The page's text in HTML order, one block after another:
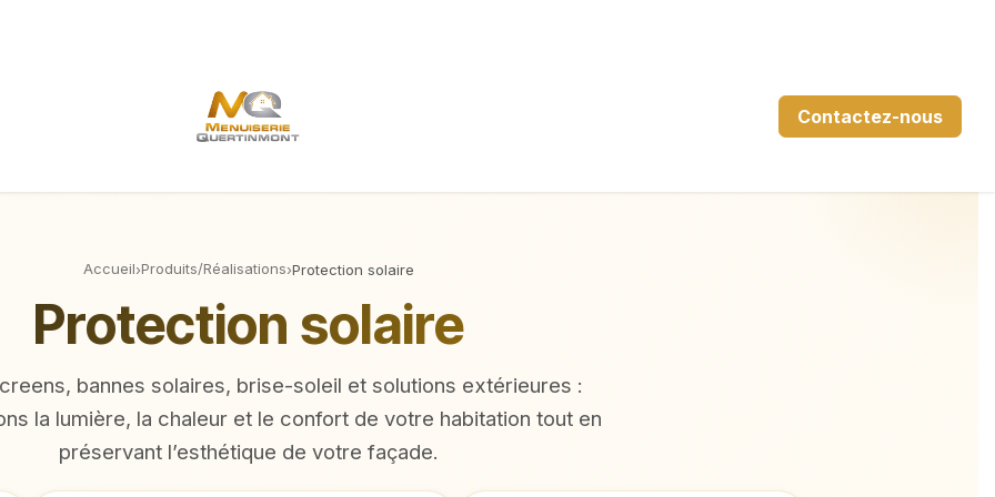
Contactez-nous
Accueil›Produits/Réalisations›Protection solaire
Protection solaire
bannes solaires, brise-soleil et solutions extérieures :
la lumière, la chaleur et le confort de votre habitation tout en
préservant l’esthétique de votre façade.